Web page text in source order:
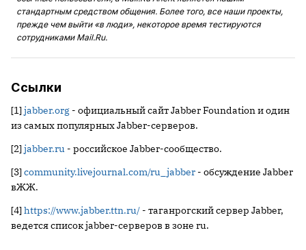
стандартным средством общения. Более того, все наши проекты,
прежде чем выйти «в люди», некоторое время тестируются
сотрудниками Mail.Ru.
Ссылки
[1]jabber.org - официальный сайт Jabber Foundation и один
из самых популярных Jabber-серверов.
[2]jabber.ru - российское Jabber-сообщество.
[3]community.livejournal.com/ru_jabber - обсуждение Jabber
вЖЖ.
[4]https://www.jabber.ttn.ru/ - таганрогский сервер Jabber,
ведется список jabber-серверов в зоне ru.